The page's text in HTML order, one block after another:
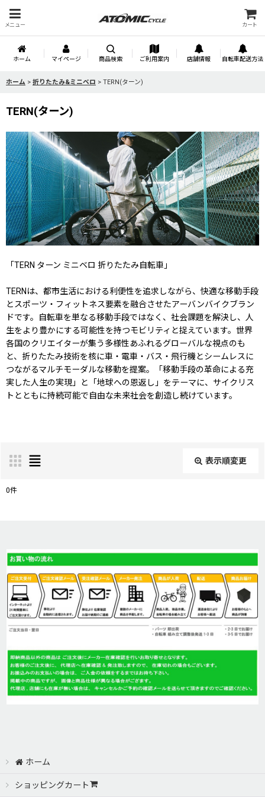
メニュー カート
ホーム マイページ 商品検索 ご利用案内 店舗情報 自転車配送方法
ホーム > 折りたたみ&ミニベロ > TERN(ターン)
TERN(ターン)
「TERN ターン ミニベロ 折りたたみ自転車」
TERNは、都市生活における利便性を追求しながら、快適な移動手段
とスポーツ・フィットネス要素を融合させたアーバンバイクブラン
ドです。自転車を単なる移動手段ではなく、社会課題を解決し、人
生をより豊かにする可能性を持つモビリティと捉えています。世界
各国のクリエイターが集う多様性あふれるグローバルな視点のも
と、折りたたみ技術を核に車・電車・バス・飛行機とシームレスに
つながるマルチモーダルな移動を提案。「移動手段の革命による充
実した人生の実現」と「地球への恩返し」をテーマに、サイクリス
トとともに持続可能で自由な未来社会を創造し続けています。
表示順変更
絞り込む
0件
ホーム
ショッピングカート